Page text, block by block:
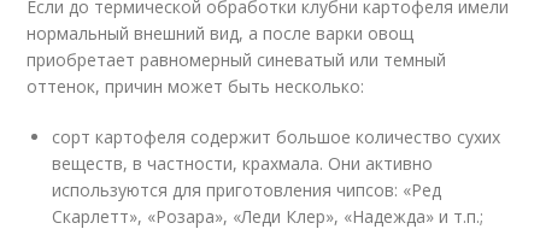
Если до термической обработки клубни картофеля имели
нормальный внешний вид, а после варки овощ
приобретает равномерный синеватый или темный
оттенок, причин может быть несколько:
сорт картофеля содержит большое количество сухих
веществ, в частности, крахмала. Они активно
используются для приготовления чипсов: «Ред
Скарлетт», «Розара», «Леди Клер», «Надежда» и т.п.;